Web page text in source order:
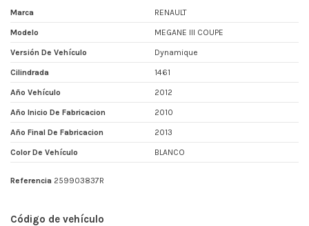
Marca RENAULT
Modelo MEGANE III COUPE
Versión De Vehículo Dynamique
Cilindrada 1461
Año Vehículo 2012
Año Inicio De Fabricacion 2010
Año Final De Fabricacion 2013
Color De Vehículo BLANCO
Referencia 259903837R
Código de vehículo